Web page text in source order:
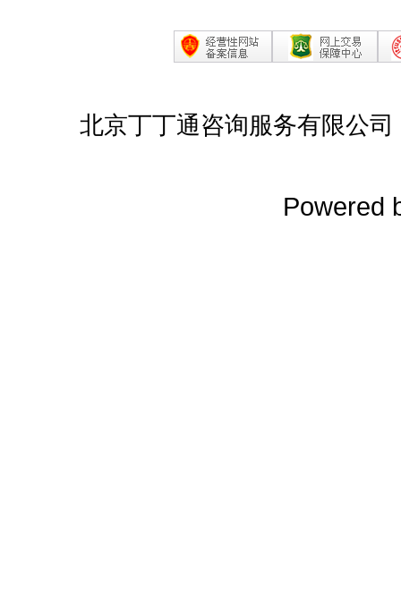
北京丁丁通咨询服务有限公
Powered